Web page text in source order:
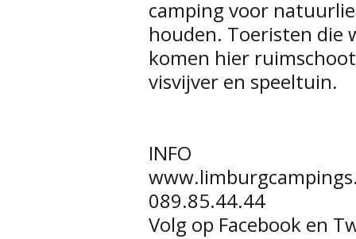
camping voor
houden. Toeristen die
komen hier
visvijver en speeltuin.
INFO
089.85.44.44
Volg op Facebook en